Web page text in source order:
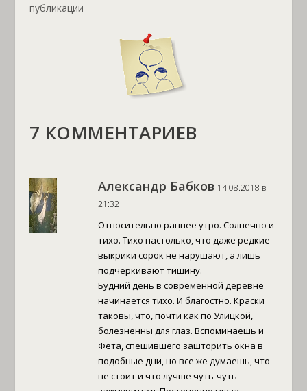
публикации
7 КОММЕНТАРИЕВ
Александр Бабков 14.08.2018 в
21:32
Относительно раннее утро. Солнечно и
тихо. Тихо настолько, что даже редкие
выкрики сорок не нарушают, а лишь
подчеркивают тишину.
Будний день в современной деревне
начинается тихо. И благостно. Краски
таковы, что, почти как по Улицкой,
болезненны для глаз. Вспоминаешь и
Фета, спешившего зашторить окна в
подобные дни, но все же думаешь, что
не стоит и что лучше чуть-чуть